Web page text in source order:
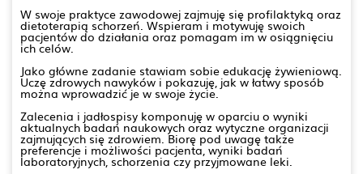
W swoje praktyce zawodowej zajmuję się profilaktyką oraz
dietoterapią schorzeń. Wspieram i motywuję swoich
pacjentów do działania oraz pomagam im w osiągnięciu
ich celów.
Jako główne zadanie stawiam sobie edukację żywieniową.
Uczę zdrowych nawyków i pokazuję, jak w łatwy sposób
można wprowadzić je w swoje życie.
Zalecenia i jadłospisy komponuję w oparciu o wyniki
aktualnych badań naukowych oraz wytyczne organizacji
zajmujących się zdrowiem. Biorę pod uwagę także
preferencje i możliwości pacjenta, wyniki badań
laboratoryjnych, schorzenia czy przyjmowane leki.